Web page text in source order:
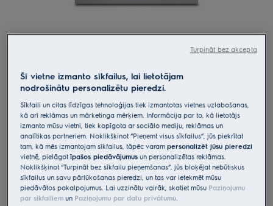
Tap to zoom
ESF2400OS
Brīvi stāvošā trauku mazgājamā
mašīna, 55 cm
4.4 (200)
Ražojuma informācijas lapa
Priekšrocības
Electrolux kompaktā izmēra trauku mazgājamās mašīnas "party"
programma nomazgā traukus vien 20 min.
Izvēlieties vienu no 6 programmām
Šī vietne izmanto sīkfailus, lai lietotājam
nodrošinātu personalizētu pieredzi.
Sīkfaili un citas līdzīgas tehnoloģijas tiek izmantotas vietnes uzlabošanas,
kā arī reklāmas un mārketinga mērķiem. Informācija par to, kā lietotājs
izmanto mūsu vietni, tiek kopīgota ar sociālo mediju, reklāmas un
analītikas partneriem. Noklikšķinot “Pieņemt visus sīkfailus”, jūs piekrītat
tam, kā mēs izmantojam sīkfailus, tāpēc varampersonalizēt jūsu pieredzi
vietnē, pielāgotīpašos piedāvājumus un personalizētas reklāmas.
Noklikšķinot “Turpināt bez sīkfailu pieņemšanas”, jūs bloķējat nebūtiskus
sīkfailus un savu pārlūkošanas pieredzi, un tas var ietekmēt mūsu
piedāvātos pakalpojumus. Lai uzzinātu vairāk, skatiet mūsu Paziņojumu
par sīkfailiem un Paziņojumu par datu privātumu.
Turpināt bez akcepta